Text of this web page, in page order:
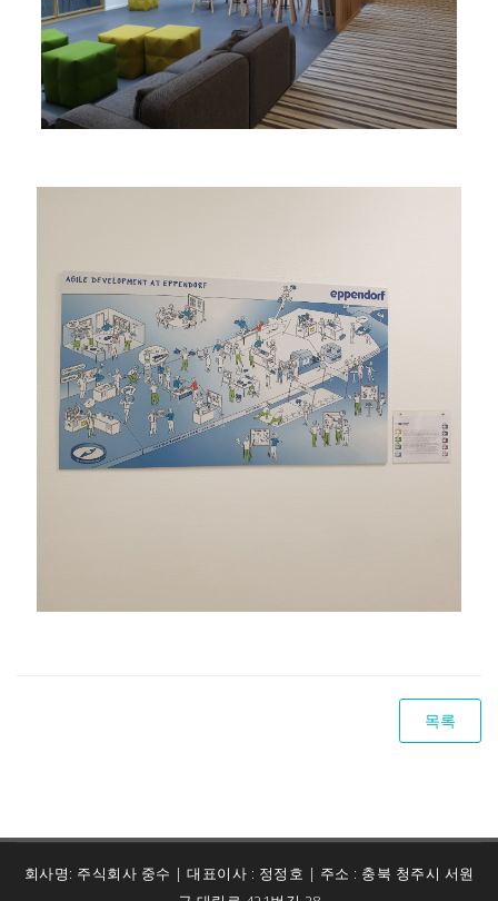
목록
회사명: 주식회사 중수 | 대표이사 : 정정호 | 주소 : 충북 청주시 서원